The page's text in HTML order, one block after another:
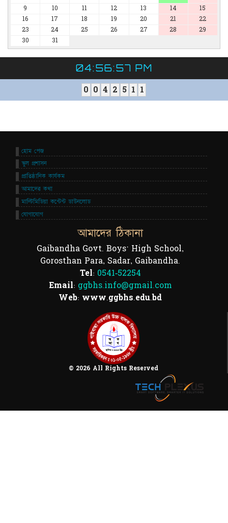
9
10 11 12 13 14
15
16
17 18 19 20 21
22
23
24 25 26 27 28
29
30
31
04:56:57 PM
0 0 4 2 5 1 1
© 2026 All Rights Reserved
আমাদের ঠিকানা
Gaibandha Govt. Boys' High School,
Gorosthan Para, Sadar, Gaibandha.
Tel: 0541-52254
Email: ggbhs.info@gmail.com
Web: www.ggbhs.edu.bd
হোম পেজ
স্কুল প্রশাসন
প্রাতিষ্ঠানিক কার্যকম
আমাদের কথা
মাল্টিমিডিয়া কন্টেন্ট ডাউনলোড
যোগাযোগ